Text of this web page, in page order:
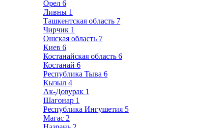
Орел 6
Ливны 1
Ташкентская область 7
Чирчик 1
Ошская область 7
Киев 6
Костанайская область 6
Костанай 6
Республика Тыва 6
Кызыл 4
Ак-Довурак 1
Шагонар 1
Республика Ингушетия 5
Магас 2